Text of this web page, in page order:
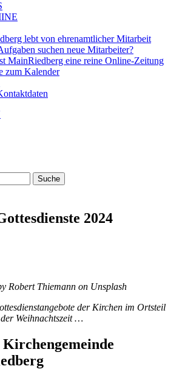
lebt von ehrenamtlicher Mitarbeit
suchen neue Mitarbeiter?
MainRiedberg eine reine Online-Zeitung
zum Kalender
2024
Robert Thiemann on Unsplash
der Kirchen im Ortsteil
Weihnachtszeit …
Kirchengemeinde